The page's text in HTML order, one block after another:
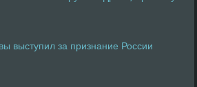
выступил за признание России